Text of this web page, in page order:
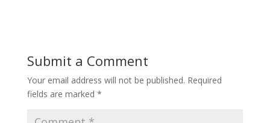
Submit a Comment
Your email address will not be published. Required
fields are marked *